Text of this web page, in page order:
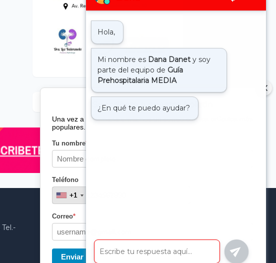
Suscribete a nuestro boletin
Una vez a la semana enviamos un correo con los artículos más
populares.
Tu nombre*
Teléfono
+1
+1
Correo*
Enviar